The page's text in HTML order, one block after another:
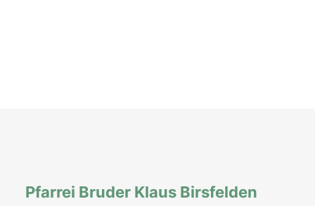
Pfarrei Bruder Klaus Birsfelden